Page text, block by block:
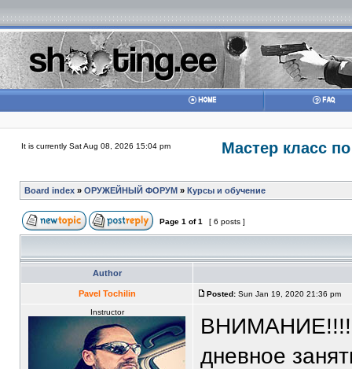
It is currently Sat Aug 08, 2026 15:04 pm Мастер класс
Board index » ОРУЖЕЙНЫЙ ФОРУМ » Курсы и обучение
Page 1 of1 [ 6 posts ]
Author
Pavel Tochilin Posted: Sun Jan 19, 2020 21:36 pm
Instructor
ВНИМАНИЕ!!!!
дневное